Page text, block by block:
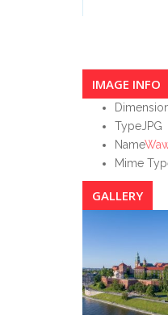
IMAGE INFO
Type JPG
Name
Mime
GALLERY